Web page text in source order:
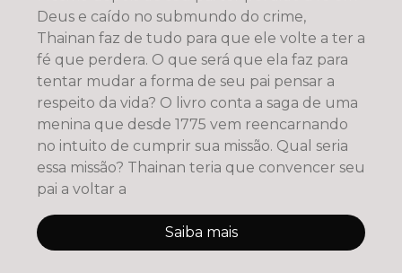
Deus e caído no submundo do crime,
Thainan faz de tudo para que ele volte a ter a
fé que perdera. O que será que ela faz para
tentar mudar a forma de seu pai pensar a
respeito da vida? O livro conta a saga de uma
menina que desde 1775 vem reencarnando
no intuito de cumprir sua missão. Qual seria
essa missão? Thainan teria que convencer seu
pai a voltar a
Saiba mais